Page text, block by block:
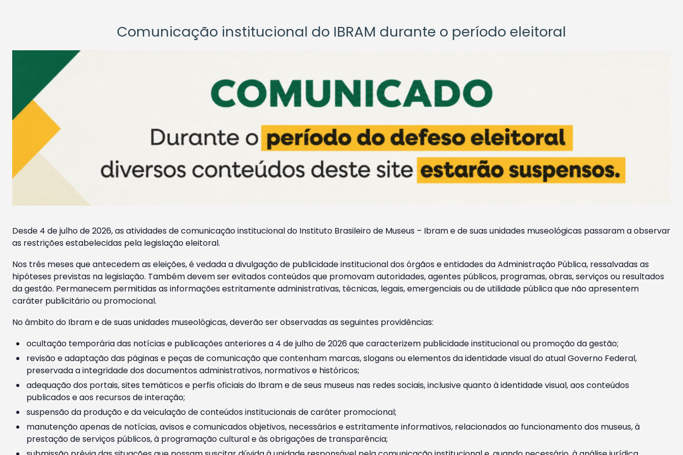
Comunicação institucional do IBRAM durante o período eleitoral
Desde 4 de julho de 2026, as atividades de comunicação institucional do Instituto Brasileiro de Museus – Ibram e de suas unidades museológicas passaram a observar
as restrições estabelecidas pela legislação eleitoral.
Nos três meses que antecedem as eleições, é vedada a divulgação de publicidade institucional dos órgãos e entidades da Administração Pública, ressalvadas as
hipóteses previstas na legislação. Também devem ser evitados conteúdos que promovam autoridades, agentes públicos, programas, obras, serviços ou resultados
da gestão. Permanecem permitidas as informações estritamente administrativas, técnicas, legais, emergenciais ou de utilidade pública que não apresentem
caráter publicitário ou promocional.
No âmbito do Ibram e de suas unidades museológicas, deverão ser observadas as seguintes providências:
ocultação temporária das notícias e publicações anteriores a 4 de julho de 2026 que caracterizem publicidade institucional ou promoção da gestão;
revisão e adaptação das páginas e peças de comunicação que contenham marcas, slogans ou elementos da identidade visual do atual Governo Federal,
preservada a integridade dos documentos administrativos, normativos e históricos;
adequação dos portais, sites temáticos e perfis oficiais do Ibram e de seus museus nas redes sociais, inclusive quanto à identidade visual, aos conteúdos
publicados e aos recursos de interação;
suspensão da produção e da veiculação de conteúdos institucionais de caráter promocional;
manutenção apenas de notícias, avisos e comunicados objetivos, necessários e estritamente informativos, relacionados ao funcionamento dos museus, à
prestação de serviços públicos, à programação cultural e às obrigações de transparência;